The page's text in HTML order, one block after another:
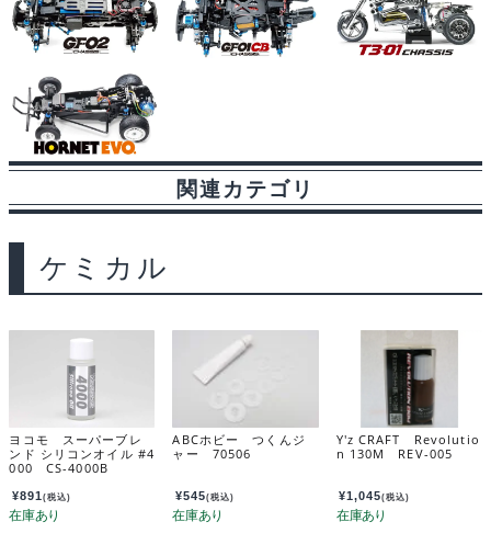
関連カテゴリ
ケミカル
ヨコモ スーパーブレ
ンド シリコンオイル #4
000 CS-4000B
¥891(税込)
ABCホビー つくんジ
ャー 70506
¥545(税込)
Y'z CRAFT Revolutio
n 130M REV-005
¥1,045(税込)